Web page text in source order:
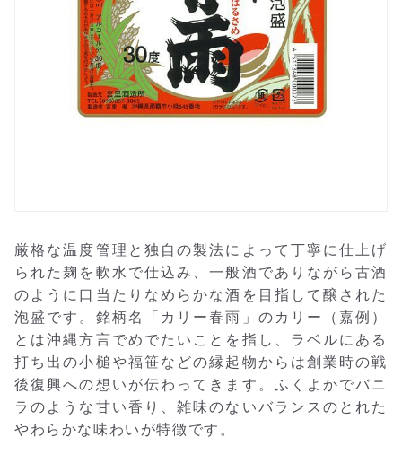
厳格な温度管理と独自の製法によって丁寧に仕上げ
られた麹を軟水で仕込み、一般酒でありながら古酒
のように口当たりなめらかな酒を目指して醸された
泡盛です。銘柄名「カリー春雨」のカリー（嘉例）
とは沖縄方言でめでたいことを指し、ラベルにある
打ち出の小槌や福笹などの縁起物からは創業時の戦
後復興への想いが伝わってきます。ふくよかでバニ
ラのような甘い香り、雑味のないバランスのとれた
やわらかな味わいが特徴です。